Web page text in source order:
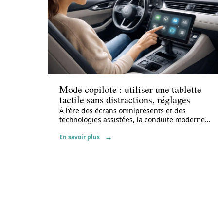
Actu
Mode copilote : utiliser une tablette
tactile sans distractions, réglages
À l'ère des écrans omniprésents et des
technologies assistées, la conduite moderne…
En savoir plus